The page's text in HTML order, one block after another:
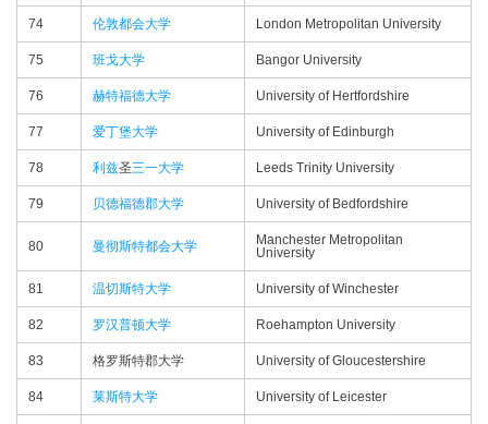
74 伦敦都会大学 London Metropolitan University
75 班戈大学 Bangor University
76 赫特福德大学 University of Hertfordshire
77 爱丁堡大学 University of Edinburgh
78 利兹圣三一大学 Leeds Trinity University
79 贝德福德郡大学 University of Bedfordshire
80 曼彻斯特都会大学
Manchester Metropolitan
University
81 温切斯特大学 University of Winchester
82 罗汉普顿大学 Roehampton University
83 格罗斯特郡大学 University of Gloucestershire
84 莱斯特大学 University of Leicester